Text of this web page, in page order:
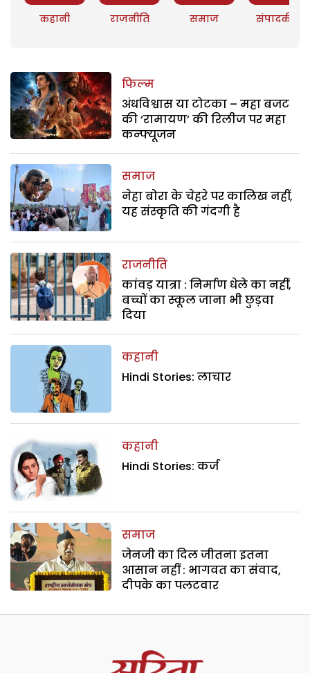
कहानी राजनीति समाज संपादकीय
फिल्म
अंधविश्वास या टोटका – महा बजट
की ‘रामायण’ की रिलीज पर महा
कन्फ्यूजन
समाज
नेहा बोरा के चेहरे पर कालिख नहीं,
यह संस्कृति की गंदगी है
राजनीति
कांवड़ यात्रा : निर्माण धेले का नहीं,
बच्चों का स्कूल जाना भी छुड़वा
दिया
कहानी
Hindi Stories: लाचार
कहानी
Hindi Stories: कर्ज
समाज
जेनजी का दिल जीतना इतना
आसान नहीं : भागवत का संवाद,
दीपके का पलटवार